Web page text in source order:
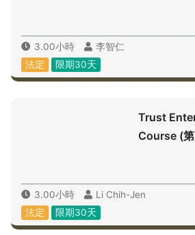
3.00小時
李智仁
法定
限期30天
Trust
Course (
3.00小時
Li Chih-Jen
法定
限期30天